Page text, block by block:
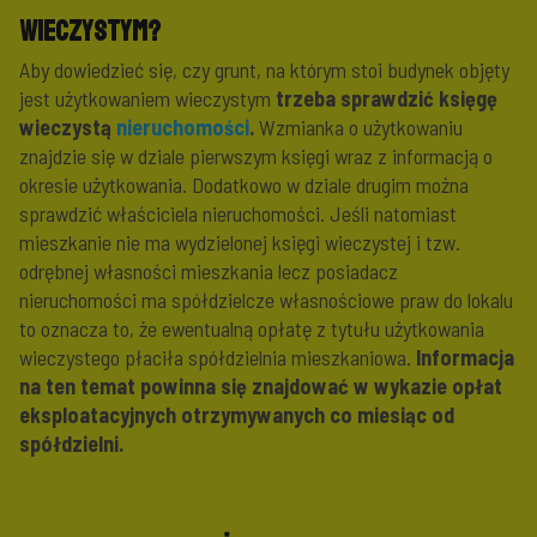
wieczystym?
Aby dowiedzieć się, czy grunt, na którym stoi budynek objęty
jest użytkowaniem wieczystym trzeba sprawdzić księgę
wieczystą nieruchomości.Wzmianka o użytkowaniu
znajdzie się w dziale pierwszym księgi wraz z informacją o
okresie użytkowania. Dodatkowo w dziale drugim można
sprawdzić właściciela nieruchomości. Jeśli natomiast
mieszkanie nie ma wydzielonej księgi wieczystej i tzw.
odrębnej własności mieszkania lecz posiadacz
nieruchomości ma spółdzielcze własnościowe praw do lokalu
to oznacza to, że ewentualną opłatę z tytułu użytkowania
wieczystego płaciła spółdzielnia mieszkaniowa. Informacja
na ten temat powinna się znajdować w wykazie opłat
eksploatacyjnych otrzymywanych co miesiąc od
spółdzielni.